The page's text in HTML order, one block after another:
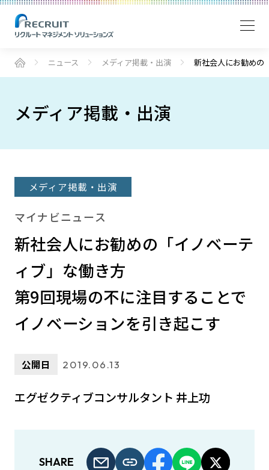
ニュース メディア掲載・出演 新社会人にお勧めの
メディア掲載・出演
メディア掲載・出演
マイナビニュース
新社会人にお勧めの「イノベーテ
ィブ」な働き方
第9回現場の不に注目することで
イノベーションを引き起こす
公開日 2019.06.13
エグゼクティブコンサルタント 井上功
SHARE